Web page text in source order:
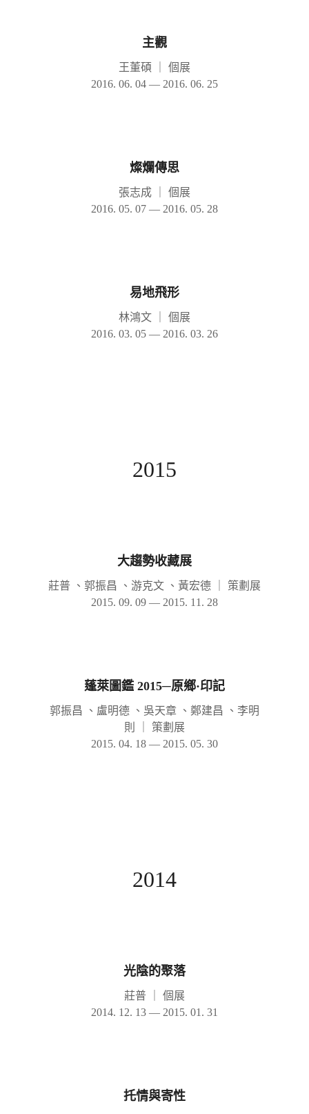
主觀
王董碩
個展
2016. 06. 04 — 2016. 06. 25
燦爛傳思
張志成
個展
2016. 05. 07 — 2016. 05. 28
易地飛形
林鴻文
個展
2016. 03. 05 — 2016. 03. 26
2015
大趨勢收藏展
莊普 、郭振昌 、游克文 、黃宏德
策劃展
2015. 09. 09 — 2015. 11. 28
蓬萊圖鑑 2015─原鄉·印記
郭振昌 、盧明德 、吳天章 、鄭建昌 、李明
則
策劃展
2015. 04. 18 — 2015. 05. 30
2014
光陰的聚落
莊普
個展
2014. 12. 13 — 2015. 01. 31
托情與寄性